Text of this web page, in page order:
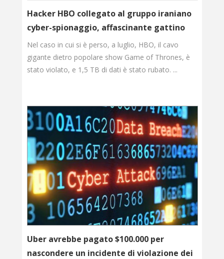
Hacker HBO collegato al gruppo iraniano
cyber-spionaggio, affascinante gattino
Nel caso in cui si è perso, a luglio, HBO, il cavo
gigante dietro popolare show Game of Thrones, è
stato violato, e 1,5 TB di dati è stato rubato. ...
Uber avrebbe pagato $100.000 per
nascondere un incidente di violazione dei